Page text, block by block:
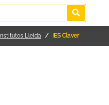
Institutos Lleida IES Claver